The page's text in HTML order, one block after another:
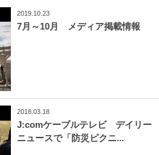
2019.10.23
7月～10月 メディア掲載情報
2018.03.18
J:comケーブルテレビ デイリー
ニュースで「防災ピクニ...